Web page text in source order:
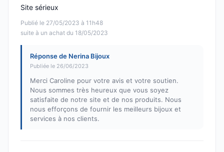
Publié le 27/05/2023 à 11h48
suite à un achat du 18/05/2023
Site sérieux
Réponse de Nerina Bijoux
Publiée le 26/06/2023
Merci Caroline pour votre avis et votre soutien.
Nous sommes très heureux que vous soyez
satisfaite de notre site et de nos produits. Nous
nous efforçons de fournir les meilleurs bijoux et
services à nos clients.